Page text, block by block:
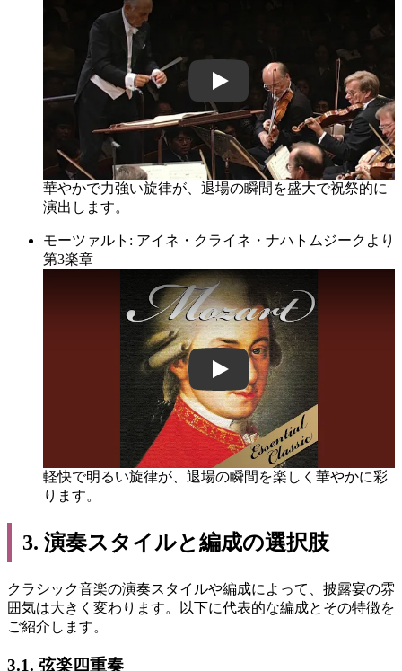
Sw08UQvbmXI
華やかで力強い旋律が、退場の瞬間を盛大で祝祭的に
演出します。
モーツァルト: アイネ・クライネ・ナハトムジークより
第3楽章
afZ5_-8RuNo
軽快で明るい旋律が、退場の瞬間を楽しく華やかに彩
ります。
3. 演奏スタイルと編成の選択肢
クラシック音楽の演奏スタイルや編成によって、披露宴の雰
囲気は大きく変わります。以下に代表的な編成とその特徴を
ご紹介します。
3.1. 弦楽四重奏